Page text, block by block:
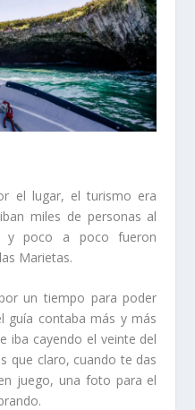
el lugar, el turismo era
miles de personas al
y poco a poco fueron
Marietas.
un tiempo para poder
guía contaba más y más
iba cayendo el veinte del
que claro, cuando te das
juego, una foto para el